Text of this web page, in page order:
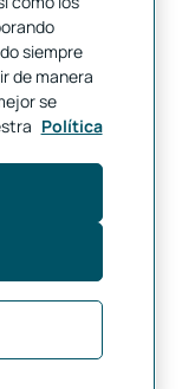
muerte, en 1876.
económicas
a todos los
que extrajo la
para
bajas. De este
de la
británico del siglo
de la riqueza
por sus
Abaroa,
Madrid.
siempre
de manera
se
Política